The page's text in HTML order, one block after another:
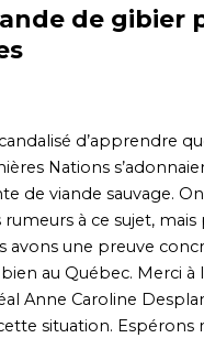
de gibier
d’apprendre
Nations
de viande sauvage.
à ce sujet, mais
avons une preuve
au Québec. Merci à
Anne Caroline
situation. Espérons